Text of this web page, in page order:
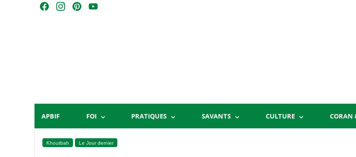
Skip
m
t
Y
APBIF FOI PRATIQUES SAVANTS CULTURE CORAN
Khoutbah Le Jour dernier